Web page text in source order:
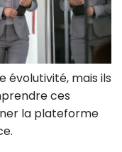
évolutivité, mais ils
ces
la plateforme